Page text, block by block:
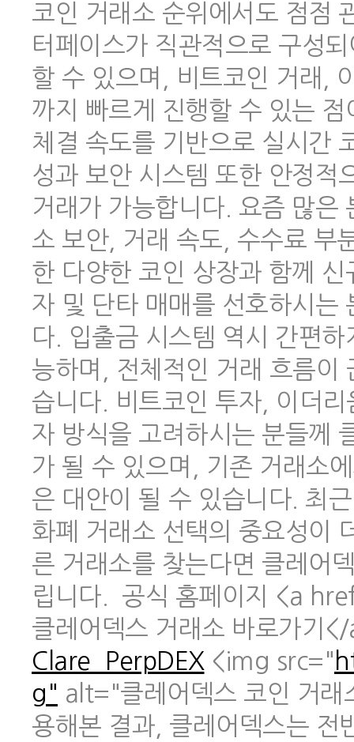
코인 거래소 순위에서도 점점
터페이스가 직관적으로 구성
할 수 있으며, 비트코인 거래,
까지 빠르게 진행할 수 있는
체결 속도를 기반으로 실시간
성과 보안 시스템 또한 안정적
거래가 가능합니다. 요즘 많은
소 보안, 거래 속도, 수수료 부
한 다양한 코인 상장과 함께
자 및 단타 매매를 선호하시는
다. 입출금 시스템 역시 간편
능하며, 전체적인 거래 흐름이
습니다. 비트코인 투자, 이더
자 방식을 고려하시는 분들께
가 될 수 있으며, 기존 거래소
은 대안이 될 수 있습니다. 최
화폐 거래소 선택의 중요성이
른 거래소를 찾는다면 클레어
립니다. 공식 홈페이지 <a
클레어덱스 거래소 바로가기
Clare_PerpDEX <img src="
g" alt="클레어덱스 코인 거래
용해본 결과, 클레어덱스는 전